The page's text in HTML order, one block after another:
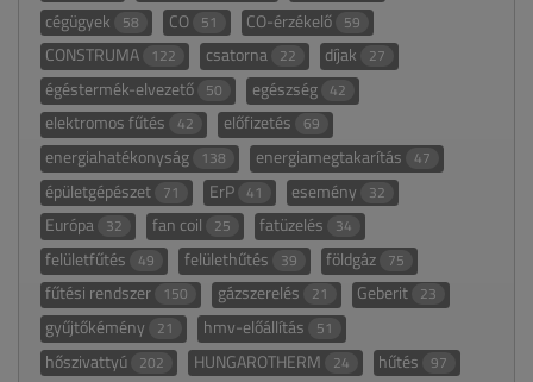
cégügyek 58 CO 51 CO-érzékelő 59
CONSTRUMA 122 csatorna 22 díjak 27
égéstermék-elvezető 50 egészség 42
elektromos fűtés 42 előfizetés 69
energiahatékonyság 138 energiamegtakarítás 47
épületgépészet 71 ErP 41 esemény 32
Európa 32 fan coil 25 fatüzelés 34
felületfűtés 49 felülethűtés 39 földgáz 75
fűtési rendszer 150 gázszerelés 21 Geberit 23
gyűjtőkémény 21 hmv-előállítás 51
hőszivattyú 202 HUNGAROTHERM 24 hűtés 97